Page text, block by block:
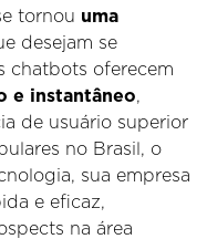
tornou uma
desejam se
chatbots oferecem
e instantâneo,
de usuário superior
no Brasil, o
sua empresa
e eficaz,
na área